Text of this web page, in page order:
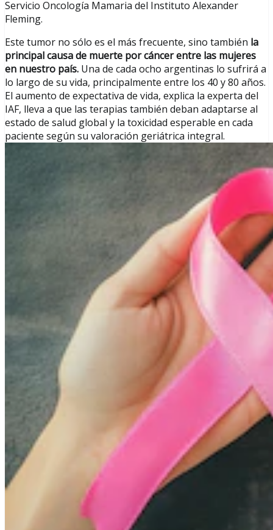
Servicio Oncología Mamaria del Instituto Alexander
Fleming.
Este tumor no sólo es el más frecuente, sino también la
principal causa de muerte por cáncer entre las mujeres
en nuestro país. Una de cada ocho argentinas lo sufrirá a
lo largo de su vida, principalmente entre los 40 y 80 años.
El aumento de expectativa de vida, explica la experta del
IAF, lleva a que las terapias también deban adaptarse al
estado de salud global y la toxicidad esperable en cada
paciente según su valoración geriátrica integral.